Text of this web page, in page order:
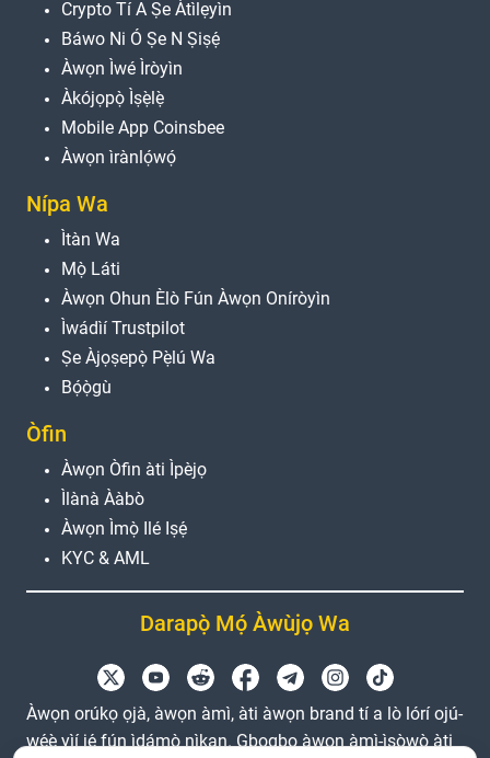
Crypto Tí A Ṣe Àtìlẹyìn
Báwo Ni Ó Ṣe N Ṣiṣẹ́
Àwọn Ìwé Ìròyìn
Àkójọpọ̀ Ìṣẹ̀lẹ̀
Mobile App Coinsbee
Àwọn ìrànlọ́wọ́
Nípa Wa
Ìtàn Wa
Mọ̀ Láti
Àwọn Ohun Èlò Fún Àwọn Oníròyìn
Ìwádìí Trustpilot
Ṣe Àjọṣepọ̀ Pẹ̀lú Wa
Bọ́ọ̀gù
Òfin
Àwọn Òfin àti Ìpèjọ
Ìlànà Ààbò
Àwọn Ìmọ̀ Ilé Iṣẹ́
KYC & AML
Darapọ̀ Mọ́ Àwùjọ Wa
Àwọn orúkọ ọjà, àwọn àmì, àti àwọn brand tí a lò lórí ojú-
wẹ́ẹ̀ yìí jẹ́ fún ìdámọ̀ nìkan. Gbogbo àwọn àmì-ìṣòwò àti